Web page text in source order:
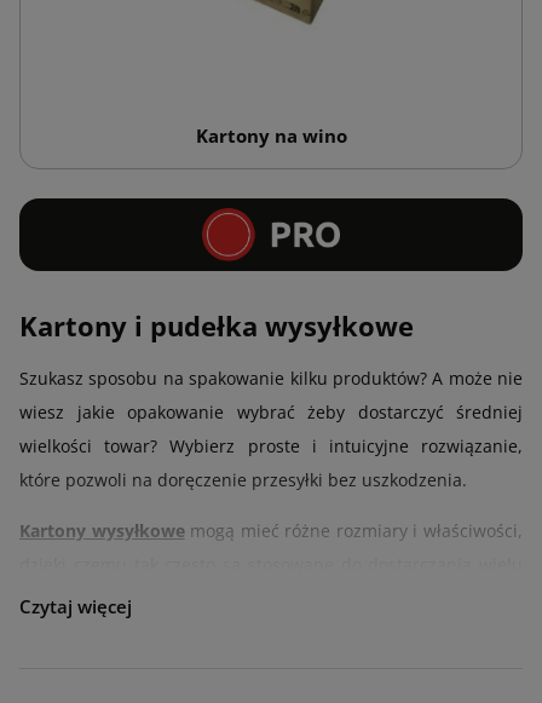
Kartony na wino
Kartony i pudełka wysyłkowe
Szukasz sposobu na spakowanie kilku produktów? A może nie
wiesz jakie opakowanie wybrać żeby dostarczyć średniej
wielkości towar? Wybierz proste i intuicyjne rozwiązanie,
które pozwoli na doręczenie przesyłki bez uszkodzenia.
Kartony wysyłkowemogą mieć różne rozmiary i właściwości,
produktów w jednej paczce. Są one powszechnie